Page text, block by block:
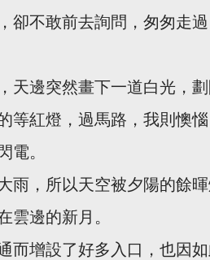
卻不敢前去詢問，匆匆走
天邊突然畫下一道白光，
等紅燈，過馬路，我則懊
電。
雨，所以天空被夕陽的餘
雲邊的新月。
而增設了好多入口，也因